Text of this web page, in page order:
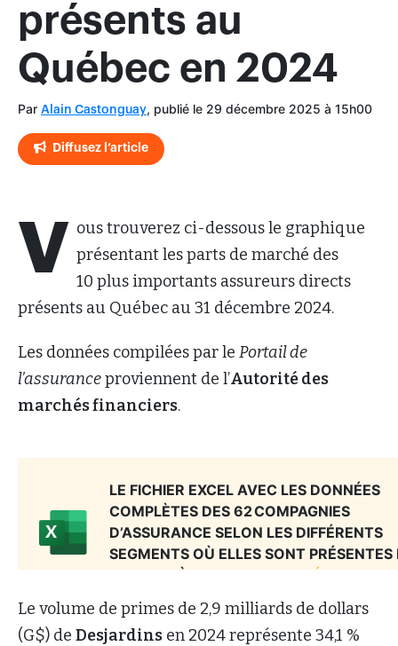
présents au
Québec en 2024
Par Alain Castonguay, publié le 29 décembre 2025 à 15h00
Diffusez l’article
V ous trouverez ci-dessous le graphique
présentant les parts de marché des
10 plus importants assureurs directs
présents au Québec au 31 décembre 2024.
Les données compilées par le Portail de
l’assuranceproviennent de l’Autorité des
marchés financiers.
Le volume de primes de 2,9 milliards de dollars
(G$) de Desjardins en 2024 représente 34,1 %